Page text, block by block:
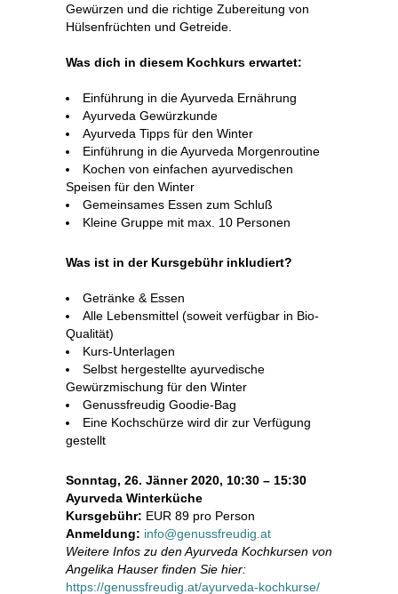
Gewürzen und die richtige Zubereitung von
Hülsenfrüchten und Getreide.
Was dich in diesem Kochkurs erwartet:
Einführung in die Ayurveda Ernährung
Ayurveda Gewürzkunde
Ayurveda Tipps für den Winter
Einführung in die Ayurveda Morgenroutine
Kochen von einfachen ayurvedischen
Speisen für den Winter
Gemeinsames Essen zum Schluß
Kleine Gruppe mit max. 10 Personen
Was ist in der Kursgebühr inkludiert?
Getränke & Essen
Alle Lebensmittel (soweit verfügbar in Bio-
Qualität)
Kurs-Unterlagen
Selbst hergestellte ayurvedische
Gewürzmischung für den Winter
Genussfreudig Goodie-Bag
Eine Kochschürze wird dir zur Verfügung
gestellt
Sonntag, 26. Jänner 2020, 10:30 – 15:30
Ayurveda Winterküche
Kursgebühr: EUR 89 pro Person
Anmeldung: info@genussfreudig.at
Weitere Infos zu den Ayurveda Kochkursen von
Angelika Hauser finden Sie hier:
https://genussfreudig.at/ayurveda-kochkurse/